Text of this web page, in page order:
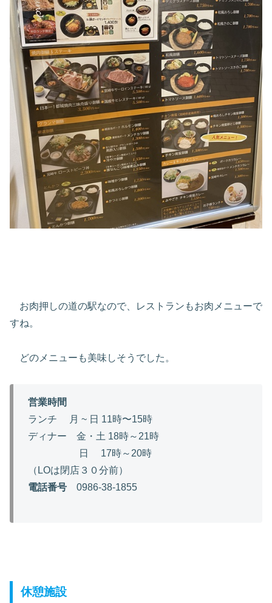
お肉押しの道の駅なので、レストランもお肉メニューで
すね。
どのメニューも美味しそうでした。
営業時間
ランチ 月 ~ 日 11時〜15時
ディナー 金・土 18時～21時
日 17時～20時
（LOは閉店３０分前）
電話番号 0986-38-1855
休憩施設